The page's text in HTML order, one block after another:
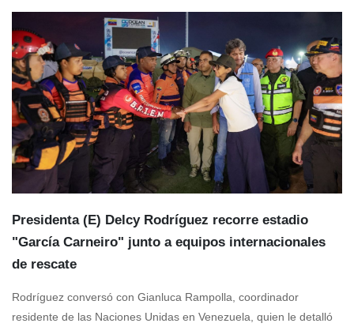
Presidenta (E) Delcy Rodríguez recorre estadio
"García Carneiro" junto a equipos internacionales
de rescate
Rodríguez conversó con Gianluca Rampolla, coordinador
residente de las Naciones Unidas en Venezuela, quien le detalló